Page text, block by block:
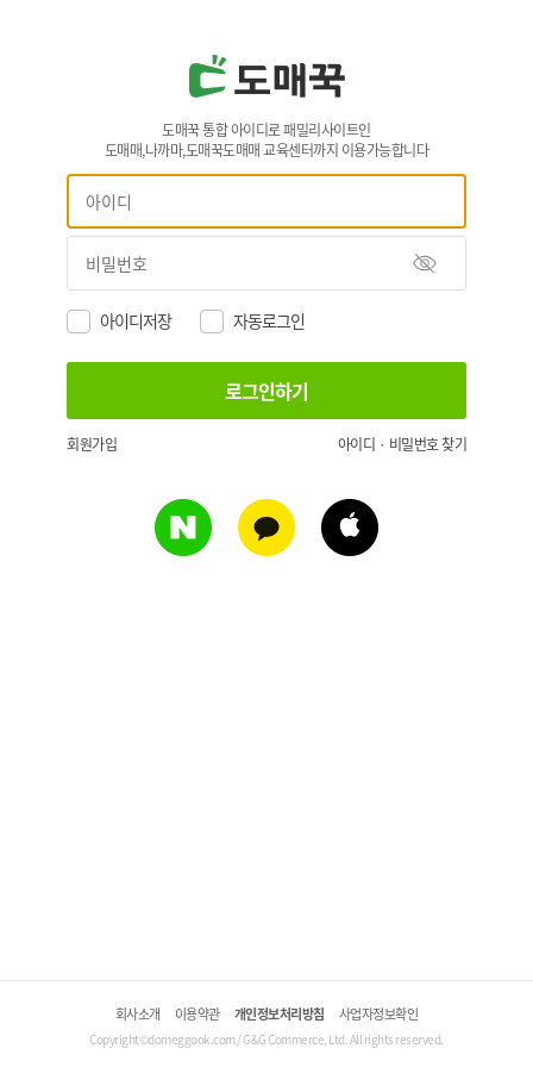
도매꾹 통합 아이디로 패밀리사이트인
도매매,나까마,도매꾹도매매 교육센터까지 이용가능합니다
아이디저장 자동로그인
회원가입 아이디 · 비밀번호 찾기
회사소개 이용약관 개인정보처리방침 사업자정보확인
Copyright©domeggook.com / G&G Commerce, Ltd. All rights reserved.